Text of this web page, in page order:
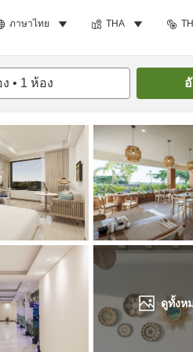
ภาษาไทย THA
• 1 ห้อง
ดูทั้งห
ค้